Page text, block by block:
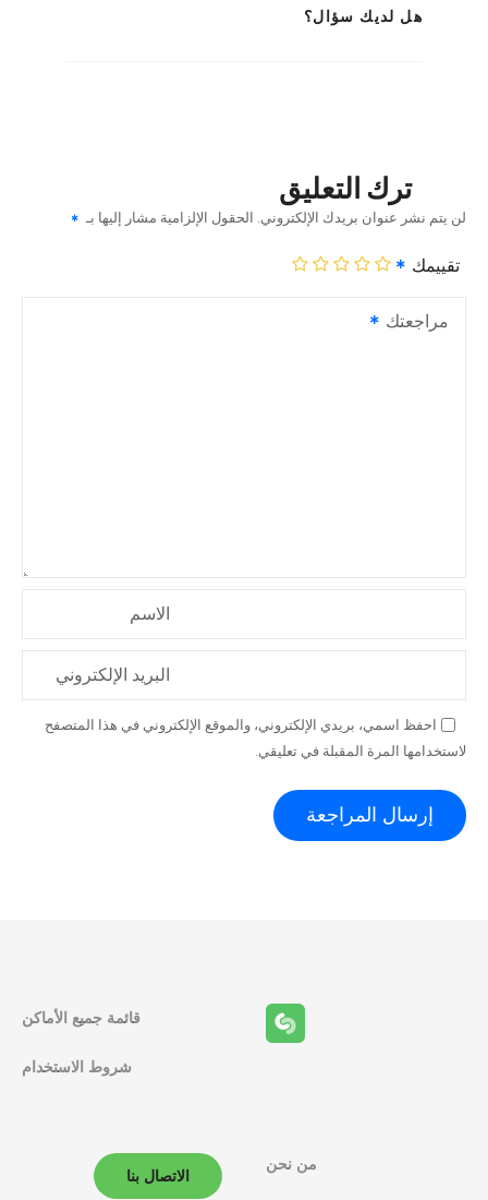
هل لديك سؤال؟
ترك التعليق
لن يتم نشر عنوان بريدك الإلكتروني. الحقول الإلزامية مشار إليها بـ
تقييمك
مراجعتك
الاسم
البريد الإلكتروني
احفظ اسمي، بريدي الإلكتروني، والموقع الإلكتروني في هذا المتصفح
لاستخدامها المرة المقبلة في تعليقي.
قائمة جميع الأماكن
شروط الاستخدام
من نحن
الاتصال بنا